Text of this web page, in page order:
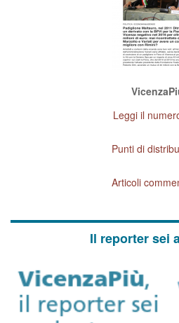
Leggi il
Punti di
Articoli
Il reporter sei